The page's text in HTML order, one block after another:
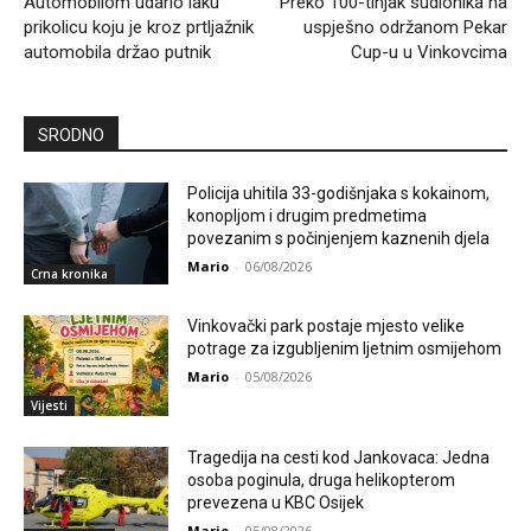
prikolicu koju je kroz prtljažnik
automobila držao putnik
uspješno održanom Pekar
Cup-u u Vinkovcima
SRODNO
Crna kronika
Policija uhitila 33-godišnjaka s kokainom,
konopljom i drugim predmetima
povezanim s počinjenjem kaznenih djela
Mario - 06/08/2026
Vijesti
Vinkovački park postaje mjesto velike
potrage za izgubljenim ljetnim osmijehom
Mario - 05/08/2026
Tragedija na cesti kod Jankovaca: Jedna
osoba poginula, druga helikopterom
prevezena u KBC Osijek